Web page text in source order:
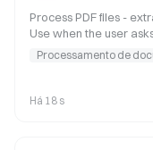
Process PDF files -
Use when the user
with PDF files.
Há 18 s